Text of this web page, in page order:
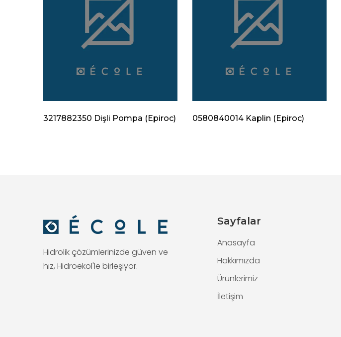
3217882350 Dişli Pompa (Epiroc) 0580840014 Kaplin (Epiroc)
Hidrolik çözümlerinizde güven ve
hız, Hidroekol'le birleşiyor.
Sayfalar
Anasayfa
Hakkımızda
Ürünlerimiz
İletişim